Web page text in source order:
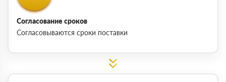
Согласование сроков
Согласовываются сроки поставки